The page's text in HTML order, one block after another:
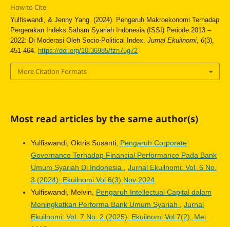
How to Cite
Yulfiswandi, & Jenny Yang. (2024). Pengaruh Makroekonomi Terhadap
Pergerakan Indeks Saham Syariah Indonesia (ISSI) Periode 2013 –
2022: Di Moderasi Oleh Socio-Political Index. Jurnal Ekuilnomi, 6(3),
451-464. https://doi.org/10.36985/fzn75g72
More Citation Formats
Most read articles by the same author(s)
Yulfiswandi, Oktris Susanti, Pengaruh Corporate
Governance Terhadap Financial Performance Pada Bank
Umum Syariah Di Indonesia
Jurnal Ekuilnomi: Vol. 6 No.
3 (2024): Ekuilnomi Vol 6(3) Nov 2024
Yulfiswandi, Melvin, Pengaruh Intellectual Capital dalam
Meningkatkan Performa Bank Umum Syariah
Jurnal
Ekuilnomi: Vol. 7 No. 2 (2025): Ekuilnomi Vol 7(2), Mei